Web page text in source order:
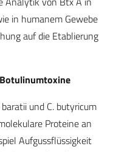
in humanem Gewebe
auf die Etablierung
und C. butyricum
Proteine an
Aufgussflüssigkeit